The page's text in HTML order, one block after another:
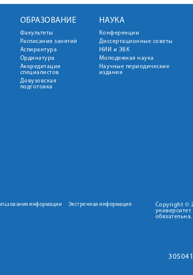
ОБРАЗОВАНИЕ
Факультеты
Расписания занятий
Аспирантура
Ординатура
Аккредитация
специалистов
Довузовская
подготовка
НАУКА
Конференции
Диссертационные советы
НИИ и ЭБК
Молодежная наука
Научные периодические
издания
информации Экстренная информация
Copyright ©